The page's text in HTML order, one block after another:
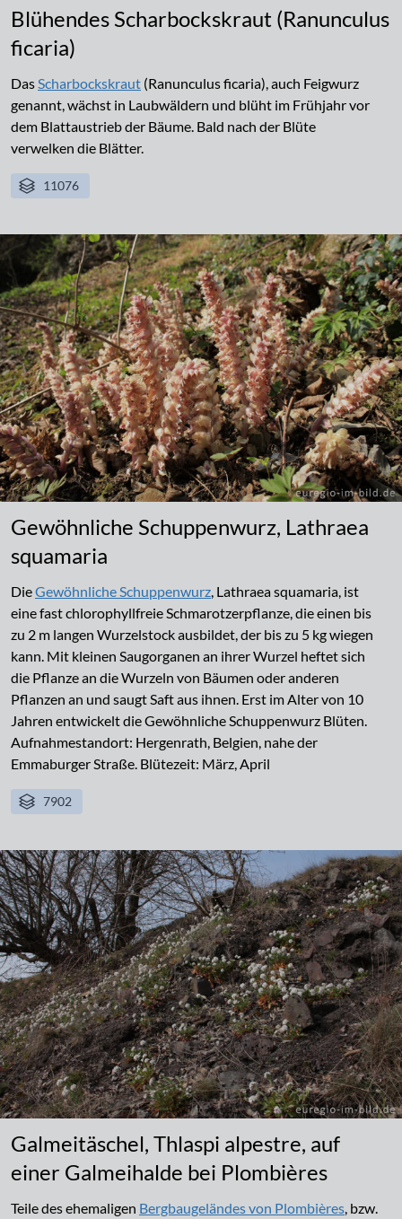
Blühendes Scharbockskraut (Ranunculus
ficaria)
DasScharbockskraut (Ranunculus ficaria), auch Feigwurz
genannt, wächst in Laubwäldern und blüht im Frühjahr vor
dem Blattaustrieb der Bäume. Bald nach der Blüte
verwelken die Blätter.
11076
Gewöhnliche Schuppenwurz, Lathraea
squamaria
DieGewöhnliche Schuppenwurz, Lathraea squamaria, ist
eine fast chlorophyllfreie Schmarotzerpflanze, die einen bis
zu 2 m langen Wurzelstock ausbildet, der bis zu 5 kg wiegen
kann. Mit kleinen Saugorganen an ihrer Wurzel heftet sich
die Pflanze an die Wurzeln von Bäumen oder anderen
Pflanzen an und saugt Saft aus ihnen. Erst im Alter von 10
Jahren entwickelt die Gewöhnliche Schuppenwurz Blüten.
Aufnahmestandort: Hergenrath, Belgien, nahe der
Emmaburger Straße. Blütezeit: März, April
7902
Galmeitäschel, Thlaspi alpestre, auf
einer Galmeihalde bei Plombières
Teile des ehemaligen Bergbaugeländes von Plombières , bzw.